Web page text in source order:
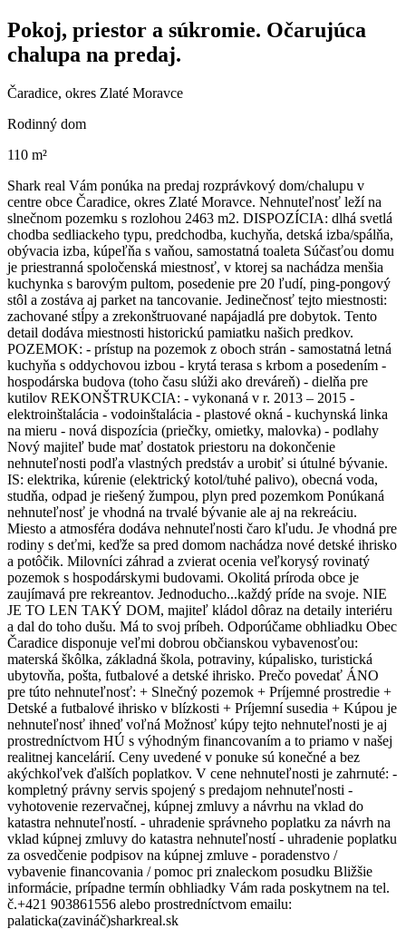
Pokoj, priestor a súkromie. Očarujúca
chalupa na predaj.
Čaradice, okres Zlaté Moravce
Rodinný dom
110 m²
Shark real Vám ponúka na predaj rozprávkový dom/chalupu v
centre obce Čaradice, okres Zlaté Moravce. Nehnuteľnosť leží na
slnečnom pozemku s rozlohou 2463 m2. DISPOZÍCIA: dlhá svetlá
chodba sedliackeho typu, predchodba, kuchyňa, detská izba/spálňa,
obývacia izba, kúpeľňa s vaňou, samostatná toaleta Súčasťou domu
je priestranná spoločenská miestnosť, v ktorej sa nachádza menšia
kuchynka s barovým pultom, posedenie pre 20 ľudí, ping-pongový
stôl a zostáva aj parket na tancovanie. Jedinečnosť tejto miestnosti:
zachované stĺpy a zrekonštruované napájadlá pre dobytok. Tento
detail dodáva miestnosti historickú pamiatku našich predkov.
POZEMOK: - prístup na pozemok z oboch strán - samostatná letná
kuchyňa s oddychovou izbou - krytá terasa s krbom a posedením -
hospodárska budova (toho času slúži ako dreváreň) - dielňa pre
kutilov REKONŠTRUKCIA: - vykonaná v r. 2013 – 2015 -
elektroinštalácia - vodoinštalácia - plastové okná - kuchynská linka
na mieru - nová dispozícia (priečky, omietky, malovka) - podlahy
Nový majiteľ bude mať dostatok priestoru na dokončenie
nehnuteľnosti podľa vlastných predstáv a urobiť si útulné bývanie.
IS: elektrika, kúrenie (elektrický kotol/tuhé palivo), obecná voda,
studňa, odpad je riešený žumpou, plyn pred pozemkom Ponúkaná
nehnuteľnosť je vhodná na trvalé bývanie ale aj na rekreáciu.
Miesto a atmosféra dodáva nehnuteľnosti čaro kľudu. Je vhodná pre
rodiny s deťmi, keďže sa pred domom nachádza nové detské ihrisko
a potôčik. Milovníci záhrad a zvierat ocenia veľkorysý rovinatý
pozemok s hospodárskymi budovami. Okolitá príroda obce je
zaujímavá pre rekreantov. Jednoducho...každý príde na svoje. NIE
JE TO LEN TAKÝ DOM, majiteľ kládol dôraz na detaily interiéru
a dal do toho dušu. Má to svoj príbeh. Odporúčame obhliadku Obec
Čaradice disponuje veľmi dobrou občianskou vybavenosťou:
materská škôlka, základná škola, potraviny, kúpalisko, turistická
ubytovňa, pošta, futbalové a detské ihrisko. Prečo povedať ÁNO
pre túto nehnuteľnosť: + Slnečný pozemok + Príjemné prostredie +
Detské a futbalové ihrisko v blízkosti + Príjemní susedia + Kúpou je
nehnuteľnosť ihneď voľná Možnosť kúpy tejto nehnuteľnosti je aj
prostredníctvom HÚ s výhodným financovaním a to priamo v našej
realitnej kancelárií. Ceny uvedené v ponuke sú konečné a bez
akýchkoľvek ďalších poplatkov. V cene nehnuteľnosti je zahrnuté: -
kompletný právny servis spojený s predajom nehnuteľnosti -
vyhotovenie rezervačnej, kúpnej zmluvy a návrhu na vklad do
katastra nehnuteľností. - uhradenie správneho poplatku za návrh na
vklad kúpnej zmluvy do katastra nehnuteľností - uhradenie poplatku
za osvedčenie podpisov na kúpnej zmluve - poradenstvo /
vybavenie financovania / pomoc pri znaleckom posudku Bližšie
informácie, prípadne termín obhliadky Vám rada poskytnem na tel.
č.+421 903861556 alebo prostredníctvom emailu:
palaticka(zavináč)sharkreal.sk